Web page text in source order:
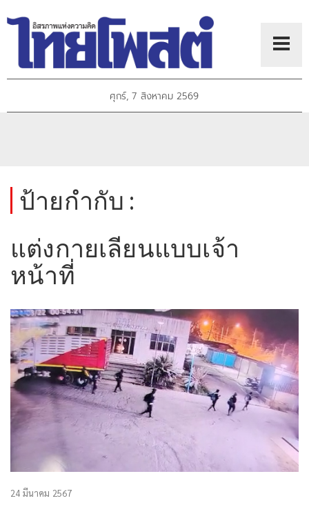
ศุกร์, 7 สิงหาคม 2569
ป้ายกำกับ :
แต่งกายเลียนแบบเจ้า
หน้าที่
24 มีนาคม 2567